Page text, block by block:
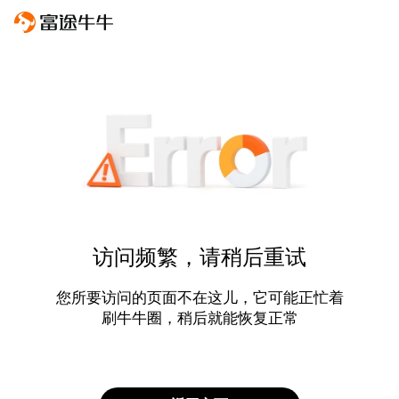
访问频繁，请稍后重试
您所要访问的页面不在这儿，它可能正忙着
刷牛牛圈，稍后就能恢复正常